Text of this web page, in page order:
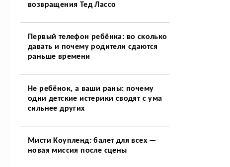
возвращения Тед Лассо
Первый телефон ребёнка: во сколько
давать и почему родители сдаются
раньше времени
Не ребёнок, а ваши раны: почему
одни детские истерики сводят с ума
сильнее других
Мисти Коупленд: балет для всех —
новая миссия после сцены